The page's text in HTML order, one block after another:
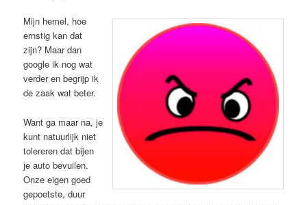
Mijn hemel, hoe
ernstig kan dat
zijn? Maar dan
google ik nog wat
verder en begrijp ik
de zaak wat beter.
Want ga maar na, je
kunt natuurlijk niet
tolereren dat bijen
je auto bevuilen.
Onze eigen goed
gepoetste, duur